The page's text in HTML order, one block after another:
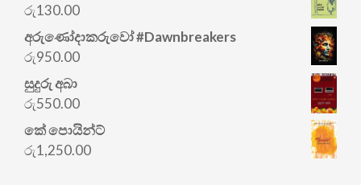
රු130.00
අරු‍ණෝදාකරුවෝ #Dawnbreakers
රු950.00
සුදුරු අබා
රු550.00
කේ පොයින්ට්
රු1,250.00